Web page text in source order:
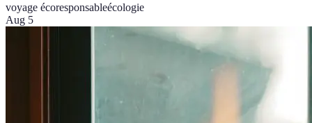
voyage écoresponsableécologie
Aug 5